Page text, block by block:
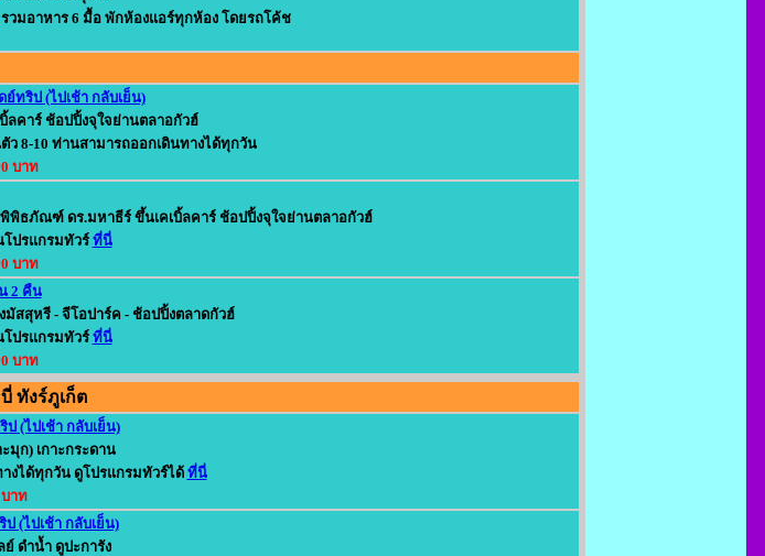
รวมอาหาร 6 มื้อ พักห้องแอร์ทุกห้อง โดยรถโค้ช
ย์ทริป (ไปเช้า กลับเย็น)
ลคาร์ ช้อปปิ้งจุใจย่านตลาอกัวฮ์
8-10 ท่านสามารถออกเดินทางได้ทุกวัน
บาท
พิธภัณฑ์ ดร.มหาธีร์ ขึ้นเคเบิ้ลคาร์ ช้อปปิ้งจุใจย่านตลาอกัวฮ์
โปรแกรมทัวร์ ที่นี่
บาท
2 คืน
สสุหรี - จีโอปาร์ค - ช้อปปิ้งตลาดกัวฮ์
โปรแกรมทัวร์ ที่นี่
บาท
ทังร์ภูเก็ต
ป (ไปเช้า กลับเย็น)
ะมุก) เกาะกระดาน
งได้ทุกวัน ดูโปรแกรมทัวร์ได้ที่นี่
าท
(ไปเช้า กลับเย็น)
ย์ ดำน้ำ ดูปะการัง